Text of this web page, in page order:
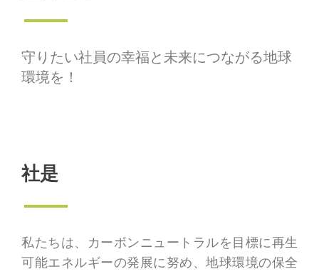
守りたい社員の幸福と未来につながる地球
環境を！
社是
私たちは、カーボンニュートラルを目標に再生
可能エネルギーの発展に努め、地球環境の保全